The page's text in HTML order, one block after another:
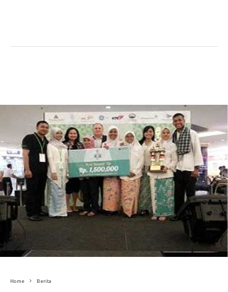
Home Berita